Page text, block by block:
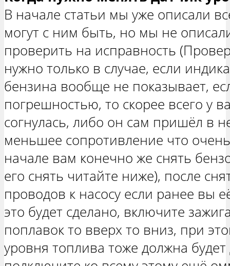
В начале статьи мы уже описали
могут с ним быть, но мы не
проверить на исправность
нужно только в случае, если
бензина вообще не показывает,
погрешностью, то скорее всего у
согнулась, либо он сам пришёл в
меньшее сопротивление что
начале вам конечно же снять
его снять читайте ниже), после
проводов к насосу если ранее вы
это будет сделано, включите
поплавок то вверх то вниз, при
уровня топлива тоже должна